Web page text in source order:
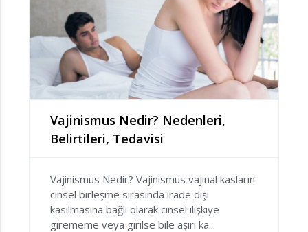
Vajinismus Nedir? Nedenleri,
Belirtileri, Tedavisi
Vajinismus Nedir? Vajinismus vajinal kasların
cinsel birleşme sırasında irade dışı
kasılmasına bağlı olarak cinsel ilişkiye
girememe veya girilse bile aşırı ka...